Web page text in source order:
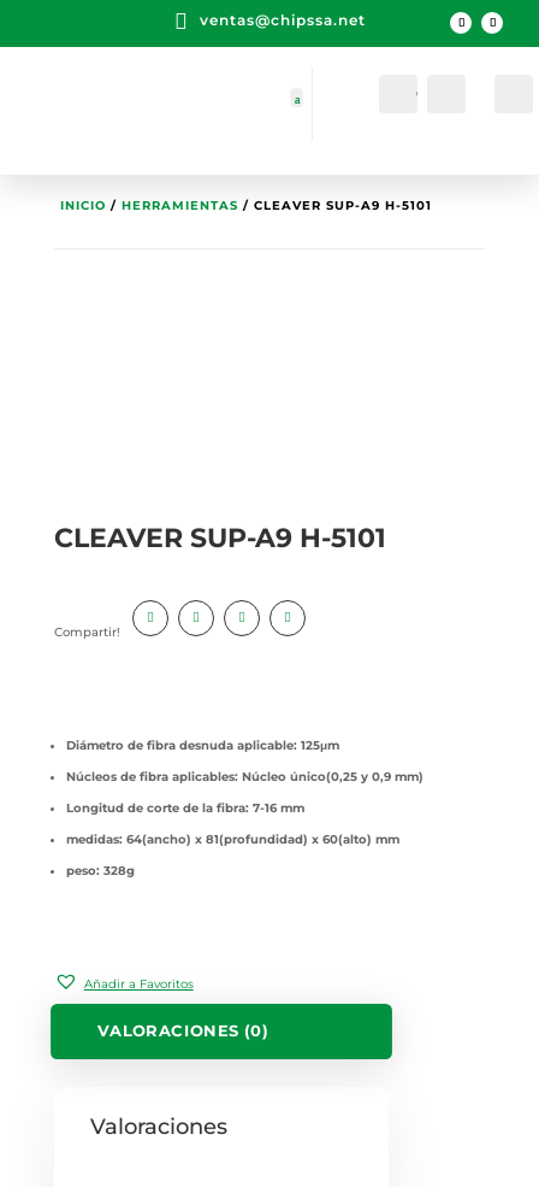
 ventas@chipssa.net
Cuenta
INICIO / HERRAMIENTAS / CLEAVER SUP-A9 H-5101
CLEAVER SUP-A9 H-5101
Compartir!
Diámetrode fibra desnuda aplicable: 125μm
Núcleosde fibra aplicables: Núcleo único(0,25 y 0,9 mm)
Longitud de corte de la fibra: 7-16 mm
medidas: 64(ancho) x 81(profundidad) x 60(alto) mm
peso: 328g
Añadir a Favoritos
VALORACIONES (0)
Valoraciones